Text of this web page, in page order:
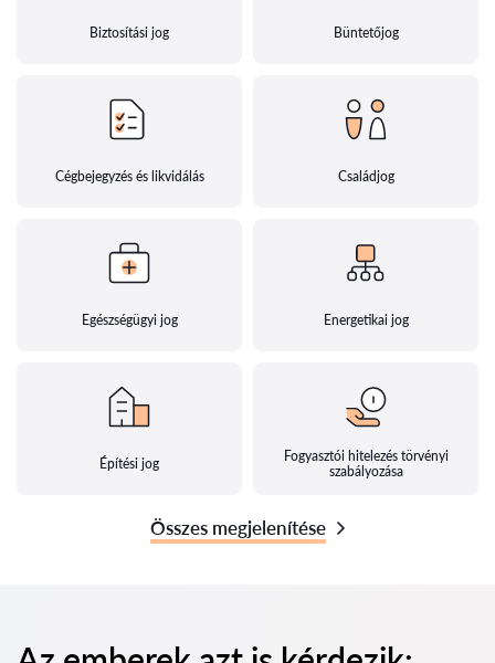
Biztosítási jog Büntetőjog
Cégbejegyzés és likvidálás Családjog
Egészségügyi jog Energetikai jog
Építési jog
Fogyasztói hitelezés törvényi
szabályozása
Összes megjelenítése